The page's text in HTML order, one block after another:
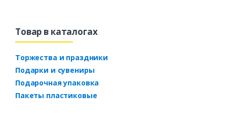
Товар в каталогах
Торжества и праздники
Подарки и сувениры
Подарочная упаковка
Пакеты пластиковые